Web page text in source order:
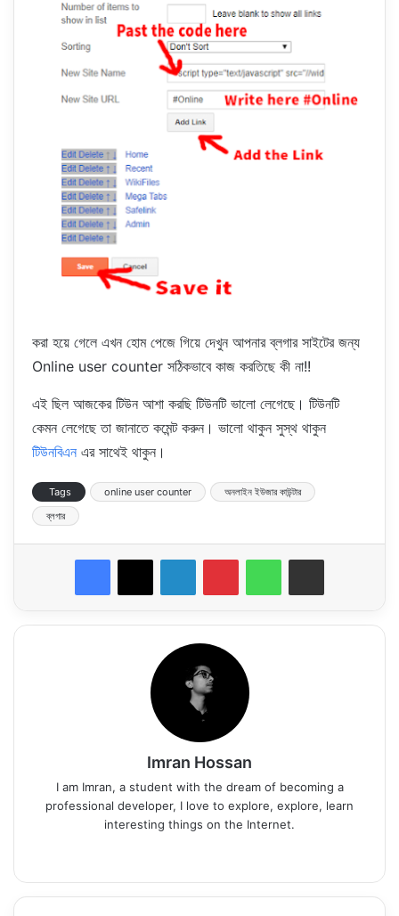
করা হয়ে গেলে এখন হোম পেজে গিয়ে দেখুন আপনার ব্লগার সাইটের জন্য
Online user counter সঠিকভাবে কাজ করতিছে কী না!!
এই ছিল আজকের টিউন আশা করছি টিউনটি ভালো লেগেছে। টিউনটি
কেমন লেগেছে তা জানাতে কমেন্ট করুন। ভালো থাকুন সুস্থ থাকুন
টিউনবিএন এর সাথেই থাকুন।
Tags online user counter
অনলাইন ইউজার কাউন্টার
ব্লগার
Imran Hossan
I am Imran, a student with the dream of becoming a
professional developer, I love to explore, explore, learn
interesting things on the Internet.
bo
ub nc
ra